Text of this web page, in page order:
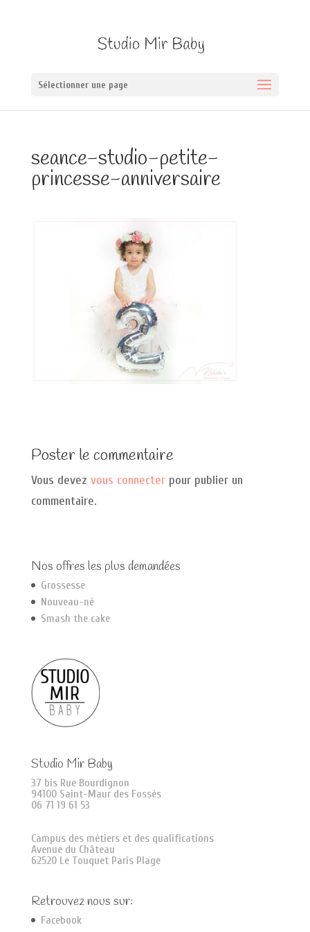
Sélectionner une page
seance-studio-petite-
princesse-anniversaire
Poster le commentaire
Vous devez vous connecterpour publier un
commentaire.
Nos offres les plus demandées
Grossesse
Nouveau-né
Smash the cake
Studio Mir Baby
37 bis Rue Bourdignon
94100 Saint-Maur des Fossés
06 71 19 61 53
Campus des métiers et des qualifications
Avenue du Château
62520 Le Touquet Paris Plage
Retrouvez nous sur:
Facebook